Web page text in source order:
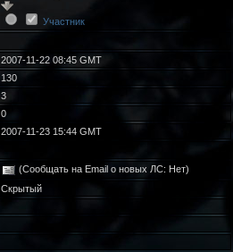
Участник
2007-11-22 08:45 GMT
130
3
0
2007-11-23 15:44 GMT
(Сообщать на Email о новых ЛС: Нет)
Скрытый